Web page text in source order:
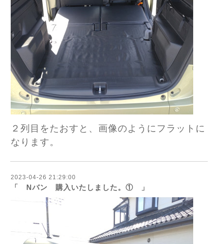
２列目をたおすと、画像のようにフラットに
なります。
2023-04-26 21:29:00
「 Nバン 購入いたしました。① 」